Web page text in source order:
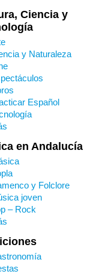
Ciencia y
y Naturaleza
Español
en Andalucía
y Folclore
joven
– Rock